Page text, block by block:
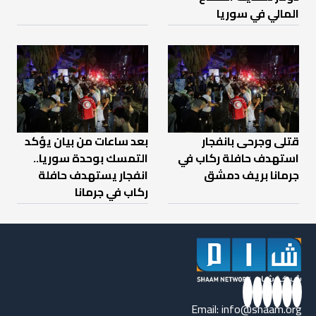
المالي في سوريا
قتلى وجرحى بانفجار
استهدف حافلة ركاب في
جرمانا بريف دمشق
بعد ساعات من بيان يؤكد
التمسك بوحدة سوريا..
انفجار يستهدف حافلة
ركاب في جرمانا
Email:info@shaam.org